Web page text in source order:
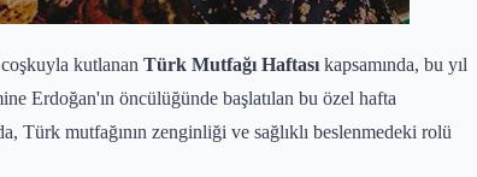
kutlanan Türk Mutfağı Haftası kapsamında, bu yıl
Erdoğan'ın öncülüğünde başlatılan bu özel hafta
mutfağının zenginliği ve sağlıklı beslenmedeki rolü